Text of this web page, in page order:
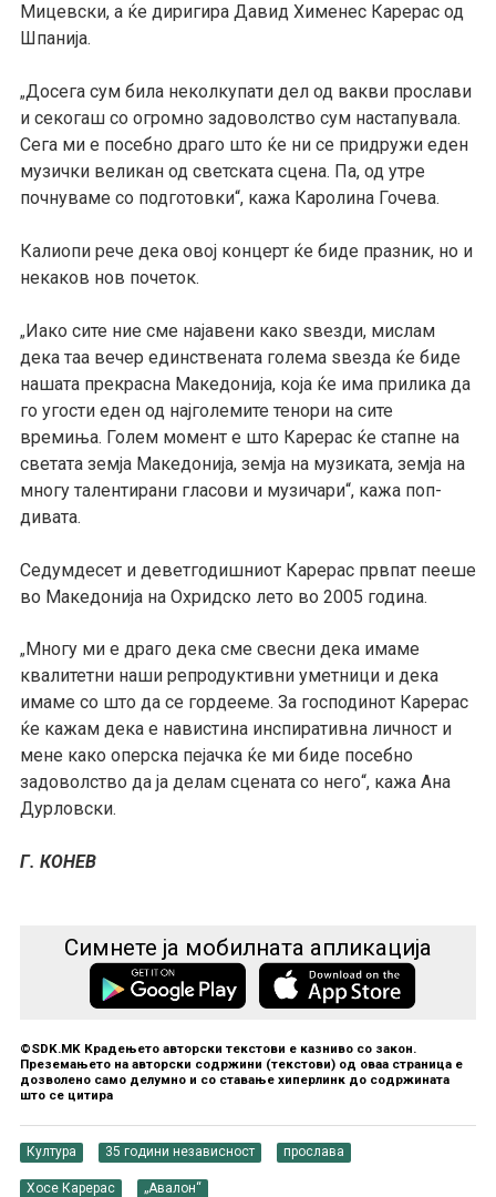
Мицевски, а ќе диригира Давид Хименес Карерас од
Шпанија.
„Досега сум била неколкупати дел од вакви прослави
и секогаш со огромно задоволство сум настапувала.
Сега ми е посебно драго што ќе ни се придружи еден
музички великан од светската сцена. Па, од утре
почнуваме со подготовки“, кажа Каролина Гочева.
Калиопи рече дека овој концерт ќе биде празник, но и
некаков нов почеток.
„Иако сите ние сме најавени како ѕвезди, мислам
дека таа вечер единствената голема ѕвезда ќе биде
нашата прекрасна Македонија, која ќе има прилика да
го угости еден од најголемите тенори на сите
времиња. Голем момент е што Карерас ќе стапне на
светата земја Македонија, земја на музиката, земја на
многу талентирани гласови и музичари“, кажа поп-
дивата.
Седумдесет и деветгодишниот Карерас првпат пееше
во Македонија на Охридско лето во 2005 година.
„ Многу ми е драго дека сме свесни дека имаме
квалитетни наши репродуктивни уметници и дека
имаме со што да се гордееме. За господинот Карерас
ќе кажам дека е навистина инспиративна личност и
мене како оперска пејачка ќе ми биде посебно
задоволство да ја делам сцената со него“, кажа Ана
Дурловски.
Г. КОНЕВ
Симнете ја мобилната апликација
©SDK.MK Крадењето авторски текстови е казниво со закон.
Преземањето на авторски содржини (текстови) од оваа страница е
дозволено само делумно и со ставање хиперлинк до содржината
што се цитира
Култура 35 години независност прослава
Хосе Карерас „Авалон“